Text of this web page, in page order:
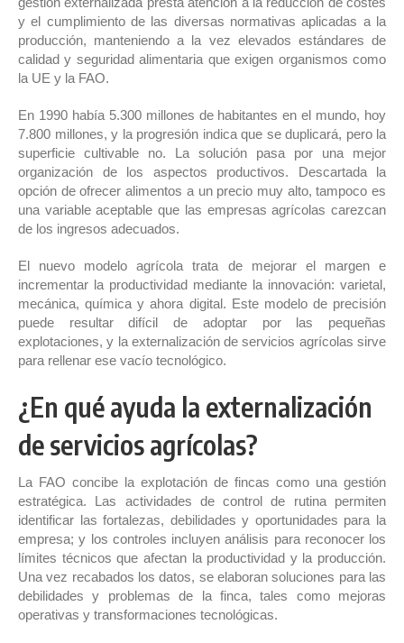
y el cumplimiento de las diversas normativas aplicadas a la
producción, manteniendo a la vez elevados estándares de
calidad y seguridad alimentaria que exigen organismos como
la UE y la FAO.
En 1990 había 5.300 millones de habitantes en el mundo, hoy
7.800 millones, y la progresión indica que se duplicará, pero la
superficie cultivable no. La solución pasa por una mejor
organización de los aspectos productivos. Descartada la
opción de ofrecer alimentos a un precio muy alto, tampoco es
una variable aceptable que las empresas agrícolas carezcan
de los ingresos adecuados.
El nuevo modelo agrícola trata de mejorar el margen e
incrementar la productividad mediante la innovación: varietal,
mecánica, química y ahora digital. Este modelo de precisión
puede resultar difícil de adoptar por las pequeñas
explotaciones, y la externalización de servicios agrícolas sirve
para rellenar ese vacío tecnológico.
¿En qué ayuda la externalización
de servicios agrícolas?
La FAO concibe la explotación de fincas como una gestión
estratégica. Las actividades de control de rutina permiten
identificar las fortalezas, debilidades y oportunidades para la
empresa; y los controles incluyen análisis para reconocer los
límites técnicos que afectan la productividad y la producción.
Una vez recabados los datos, se elaboran soluciones para las
debilidades y problemas de la finca, tales como mejoras
operativas y transformaciones tecnológicas.